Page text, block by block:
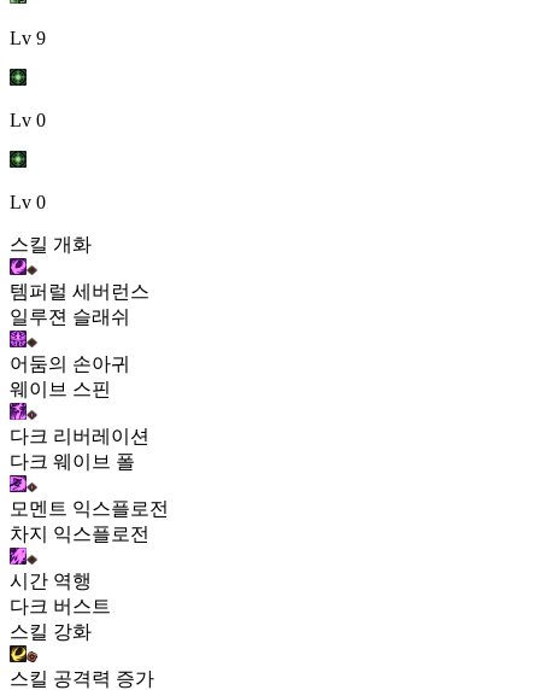
Lv 9
Lv 0
Lv 0
스킬 개화
템퍼럴 세버런스
일루젼 슬래쉬
어둠의 손아귀
웨이브 스핀
다크 리버레이션
다크 웨이브 폴
모멘트 익스플로전
차지 익스플로전
시간 역행
다크 버스트
스킬 강화
스킬 공격력 증가